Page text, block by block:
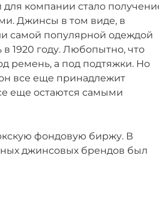
компании стало
Джинсы в том виде, в
самой популярной одеждой
1920 году. Любопытно, что
ремень, а под подтяжки. Но
все еще принадлежит
еще остаются самыми
фондовую биржу. В
джинсовых брендов был